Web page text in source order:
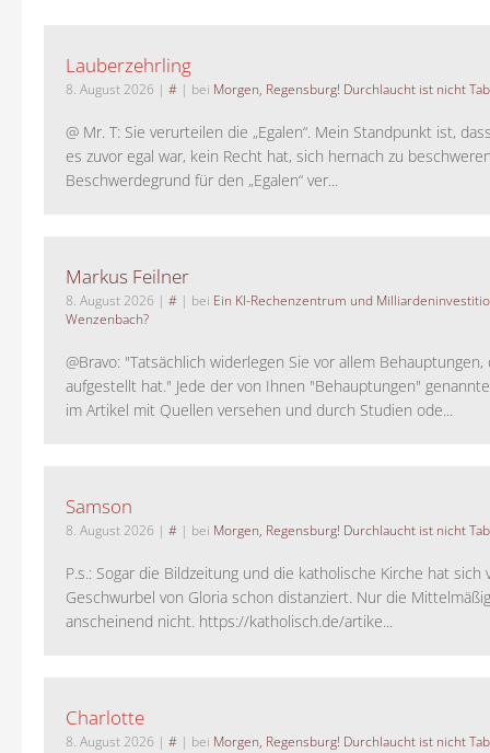
Lauberzehrling
8. August 2026 | # | bei Morgen, Regensburg! Durchlaucht ist nicht
@ Mr. T: Sie verurteilen die „Egalen“. Mein Standpunkt ist,
es zuvor egal war, kein Recht hat, sich hernach zu
Beschwerdegrund für den „Egalen“ ver...
Markus Feilner
8. August 2026 | # | bei Ein KI-Rechenzentrum und
Wenzenbach?
@Bravo: "Tatsächlich widerlegen Sie vor allem
aufgestellt hat." Jede der von Ihnen "Behauptungen"
im Artikel mit Quellen versehen und durch Studien ode...
Samson
8. August 2026 | # | bei Morgen, Regensburg! Durchlaucht ist nicht
P.s.: Sogar die Bildzeitung und die katholische Kirche hat sich
Geschwurbel von Gloria schon distanziert. Nur die
anscheinend nicht. https://katholisch.de/artike...
Charlotte
8. August 2026 | # | bei Morgen, Regensburg! Durchlaucht ist nicht